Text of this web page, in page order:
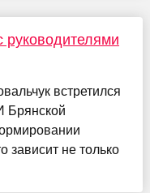
руководителями
встретился
Брянской
зависит не только